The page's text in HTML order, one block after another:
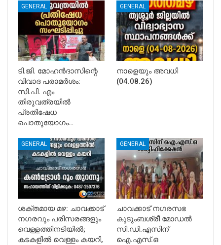
GENERAL
ടി.ജി. മോഹൻദാസിന്റെ
വിവാദ പരാമർശം:
സി.പി. എം
തിരുവത്രയിൽ
പ്രതിഷേധ
പൊതുയോഗം…
GENERAL
നാളെയും അവധി
(04.08.26)
GENERAL
ശക്തമായ മഴ: ചാവക്കാട്
നഗരവും പരിസരങ്ങളും
വെള്ളത്തിനടിയിൽ;
കടകളിൽ വെള്ളം കയറി,
GENERAL
ചാവക്കാട് നഗരസഭ
കുടുംബശ്രീ മോഡൽ
സി.ഡി.എസിന്
ഐ.എസ്.ഒ